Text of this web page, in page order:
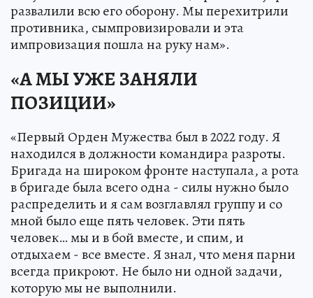
развалили всю его оборону. Мы перехитрили
противника, сымпровизировали и эта
импровизация пошла на руку нам».
«А МЫ УЖЕ ЗАНЯЛИ
ПОЗИЦИИ»
«Первый Орден Мужества был в 2022 году. Я
находился в должности командира разроты.
Бригада на широком фронте наступала, а рота
в бригаде была всего одна - силы нужно было
распределить и я сам возглавлял группу и со
мной было еще пять человек. Эти пять
человек… мы и в бой вместе, и спим, и
отдыхаем - все вместе. Я знал, что меня парни
всегда прикроют. Не было ни одной задачи,
которую мы не выполнили.